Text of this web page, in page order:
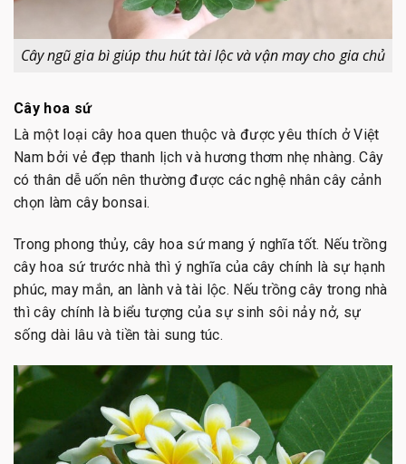
Cây ngũ gia bì giúp thu hút tài lộc và vận may cho gia chủ
Cây hoa sứ
Là một loại cây hoa quen thuộc và được yêu thích ở Việt
Nam bởi vẻ đẹp thanh lịch và hương thơm nhẹ nhàng. Cây
có thân dễ uốn nên thường được các nghệ nhân cây cảnh
chọn làm cây bonsai.
Trong phong thủy, cây hoa sứ mang ý nghĩa tốt. Nếu trồng
cây hoa sứ trước nhà thì ý nghĩa của cây chính là sự hạnh
phúc, may mắn, an lành và tài lộc. Nếu trồng cây trong nhà
thì cây chính là biểu tượng của sự sinh sôi nảy nở, sự
sống dài lâu và tiền tài sung túc.